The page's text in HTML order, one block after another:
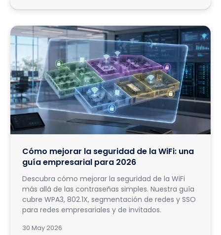
Cómo mejorar la seguridad de la WiFi: una
guía empresarial para 2026
Descubra cómo mejorar la seguridad de la WiFi
más allá de las contraseñas simples. Nuestra guía
cubre WPA3, 802.1X, segmentación de redes y SSO
para redes empresariales y de invitados.
30 May 2026